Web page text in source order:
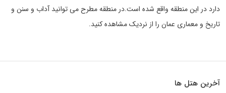
دارد در این منطقه واقع شده است.در منطقه مطرح می توانید آداب و سنن و
تاریخ و معماری عمان را از نردیک مشاهده کنید.
آخرین هتل ها